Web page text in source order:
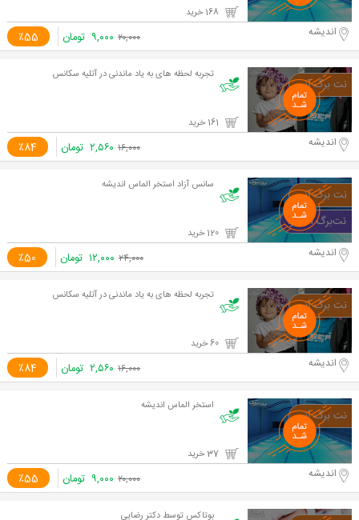
٪55 اندیشه ۲۰,۰۰۰ ۹,۰۰۰ تومان
تجربه لحظه های به یاد ماندنی در آتلیه سکانس
٪84 اندیشه ۱۶,۰۰۰ ۲,۵۶۰ تومان
سانس آزاد استخر الماس اندیشه
٪50 اندیشه ۲۴,۰۰۰ ۱۲,۰۰۰ تومان
تجربه لحظه های به یاد ماندنی در آتلیه سکانس
٪84 اندیشه ۱۶,۰۰۰ ۲,۵۶۰ تومان
استخر الماس اندیشه
٪55 اندیشه ۲۰,۰۰۰ ۹,۰۰۰ تومان
بوتاکس توسط دکتر رضایی